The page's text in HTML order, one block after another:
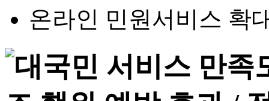
온라인 민원서비스 확